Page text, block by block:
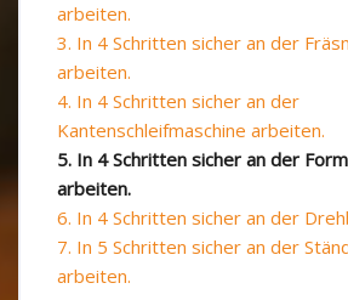
arbeiten.
3. In 4 Schritten sicher an der
arbeiten.
4. In 4 Schritten sicher an der
Kantenschleifmaschine arbeiten.
5. In 4 Schritten sicher an der
arbeiten.
6. In 4 Schritten sicher an der
7. In 5 Schritten sicher an der
arbeiten.